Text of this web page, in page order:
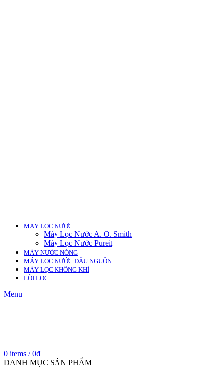
MÁY LỌC NƯỚC
Máy Lọc Nước A. O. Smith
Máy Lọc Nước Pureit
MÁY NƯỚC NÓNG
MÁY LỌC NƯỚC ĐẦU NGUỒN
MÁY LỌC KHÔNG KHÍ
LÕI LỌC
Menu
0 items / 0₫
DANH MỤC SẢN PHẨM